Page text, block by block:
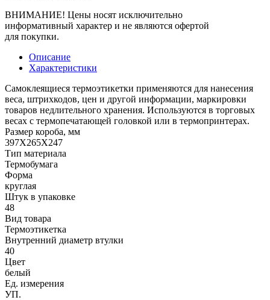
ВНИМАНИЕ! Цены носят исключительно
информативный характер и не являются офертой
для покупки.
Описание
Характеристики
Самоклеящиеся термоэтикетки применяются для нанесения
веса, штрихкодов, цен и другой информации, маркировки
товаров недлительного хранения. Используются в торговых
весах с термопечатающей головкой или в термопринтерах.
Размер короба, мм
397X265X247
Тип материала
Термобумага
Форма
круглая
Штук в упаковке
48
Вид товара
Термоэтикетка
Внутренний диаметр втулки
40
Цвет
белый
Ед. измерения
УП.